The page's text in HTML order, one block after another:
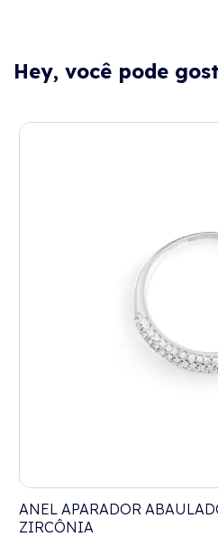
Hey, você pode
ANEL APARADOR
ZIRCÔNIA